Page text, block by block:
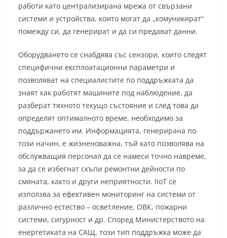
работи като централизирана мрежа от свързани
системи и устройства, които могат да „комуникират“
помежду си, да генерират и да си предават данни.
Оборудването се снабдява със сензори, които следят
специфични експлоатационни параметри и
позволяват на специалистите по поддръжката да
знаят как работят машините под наблюдение, да
разберат тяхното текущо състояние и след това да
определят оптималното време, необходимо за
поддържането им. Информацията, генерирана по
този начин, е жизненоважна, тъй като позволява на
обслужващия персонал да се намеси точно навреме,
за да се избегнат скъпи ремонтни дейности по
смяната, както и други неприятности. IIoT се
използва за ефективен мониторинг на системи от
различно естество – осветление, ОВК, пожарни
системи, сигурност и др. Според Министерството на
енергетиката на САЩ, този тип поддръжка може да